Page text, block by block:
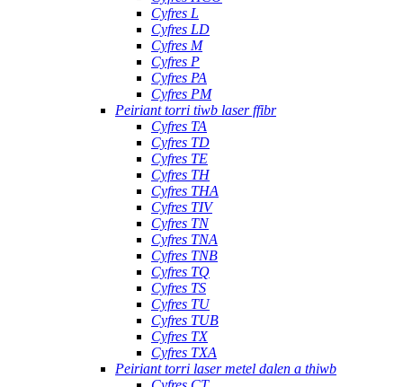
Cyfres L
Cyfres LD
Cyfres M
Cyfres P
Cyfres PA
Cyfres PM
Peiriant torri tiwb laser ffibr
Cyfres TA
Cyfres TD
Cyfres TE
Cyfres TH
Cyfres THA
Cyfres TIV
Cyfres TN
Cyfres TNA
Cyfres TNB
Cyfres TQ
Cyfres TS
Cyfres TU
Cyfres TUB
Cyfres TX
Cyfres TXA
Peiriant torri laser metel dalen a thiwb